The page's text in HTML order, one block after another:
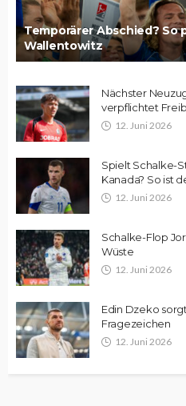
Temporärer Abschied? So
Wallentowitz
Nächster
verpflichtet
12. Juni 2026
Spielt Schalke-
Kanada? So ist
12. Juni 2026
Schalke-Flop
Wüste
12. Juni 2026
Edin Dzeko
Fragezeichen
12. Juni 2026